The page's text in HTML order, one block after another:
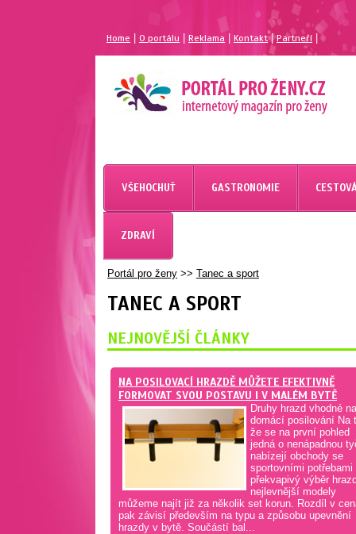
Home |O portálu Reklama Kontakt| Partneří
VŠEHOCHUŤ GASTRONOMIE
ZDRAVÍ
Portál pro ženy >> Tanec a sport
TANEC A SPORT
NEJNOVĚJŠÍ ČLÁNKY
NA POSILOVACÍ HRAZDĚ MŮŽETE EFEKTIVNĚ
FORMOVAT SVOU POSTAVU I V MALÉM BYTĚ
Druhy hrazd vhodné na
domácí posilování Na
že se na první pohled
jedná o nenápadnou
nabízejí obchody se
sportovními potřebami
překvapivý výběr
nejlevnější modely
můžeme najít již za několik set korun. Rozdíl v
pak závisí především na typu a způsobu upevnění
hrazdy v bytě. Součástí bal...